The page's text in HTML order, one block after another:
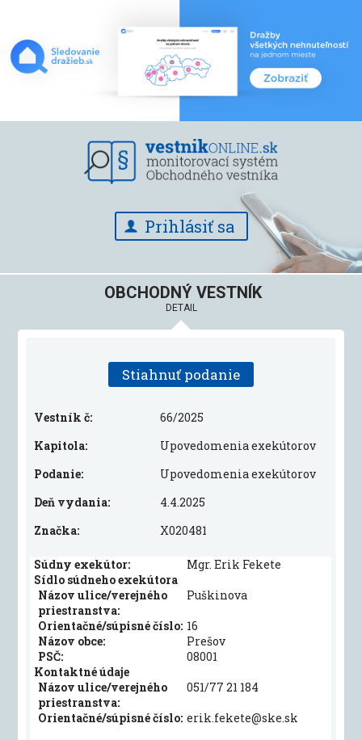
Prihlásiť sa
OBCHODNÝ VESTNÍK
DETAIL
Stiahnuť podanie
Vestník č:
66/2025
Kapitola:
Upovedomenia exekútorov
Podanie:
Upovedomenia exekútorov
Deň vydania:
4.4.2025
Značka:
X020481
Súdny exekútor:
Mgr. Erik Fekete
Sídlo súdneho exekútora
Názov ulice/verejného
priestranstva:
Puškinova
Orientačné/súpisné číslo: 16
Názov obce:
Prešov
PSČ:
08001
Kontaktné údaje
Názov ulice/verejného
priestranstva:
051/77 21 184
Orientačné/súpisné číslo: erik.fekete@ske.sk